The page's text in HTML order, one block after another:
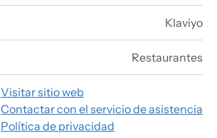
Klaviyo
Restaurantes
Visitar sitio web
Contactar con el servicio de asistencia
Política de privacidad